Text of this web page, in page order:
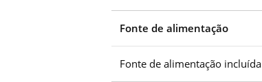
Fonte de alimentação
Fonte de alimentação incluída